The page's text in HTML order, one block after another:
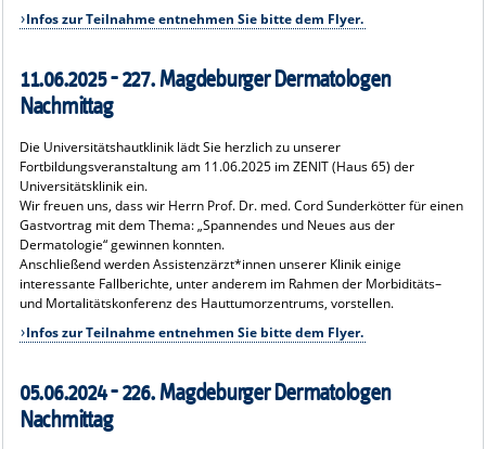
Infos zur Teilnahme entnehmen Sie bitte dem Flyer.
11.06.2025 - 227. Magdeburger Dermatologen
Nachmittag
Die Universitätshautklinik lädt Sie herzlich zu unserer
Fortbildungsveranstaltung am 11.06.2025 im ZENIT (Haus 65) der
Universitätsklinik ein.
Wir freuen uns, dass wir Herrn Prof. Dr. med. Cord Sunderkötter für einen
Gastvortrag mit dem Thema: „Spannendes und Neues aus der
Dermatologie“ gewinnen konnten.
Anschließend werden Assistenzärzt*innen unserer Klinik einige
interessante Fallberichte, unter anderem im Rahmen der Morbiditäts–
und Mortalitätskonferenz des Hauttumorzentrums, vorstellen.
Infos zur Teilnahme entnehmen Sie bitte dem Flyer.
05.06.2024 - 226. Magdeburger Dermatologen
Nachmittag